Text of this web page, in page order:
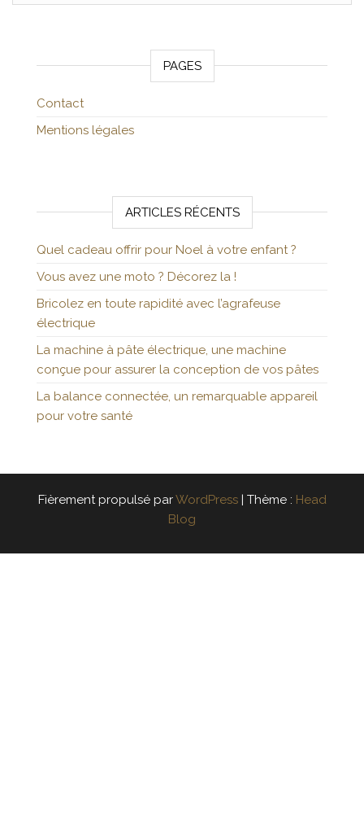
PAGES
Contact
Mentions légales
ARTICLES RÉCENTS
Quel cadeau offrir pour Noel à votre enfant ?
Vous avez une moto ? Décorez la !
Bricolez en toute rapidité avec l’agrafeuse
électrique
La machine à pâte électrique, une machine
conçue pour assurer la conception de vos pâtes
La balance connectée, un remarquable appareil
pour votre santé
Fièrement propulsé parWordPress | Thème : Head
Blog